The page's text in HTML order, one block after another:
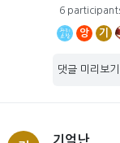
6
앙 기
댓글 미리보기
기억난